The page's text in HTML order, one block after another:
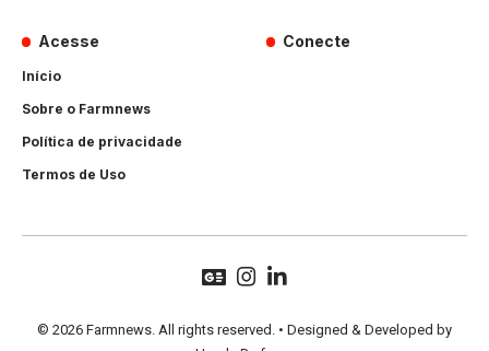
Acesse
Início
Sobre o Farmnews
Política de privacidade
Termos de Uso
Conecte
© 2026 Farmnews. All rights reserved. • Designed & Developed by